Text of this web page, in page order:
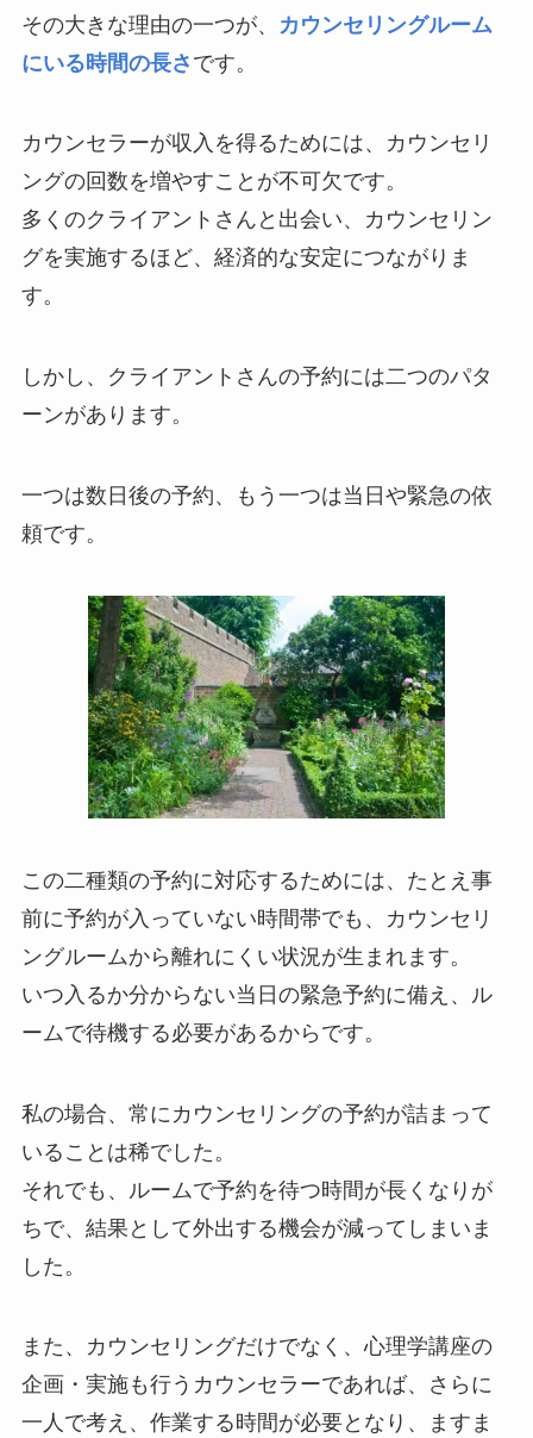
その大きな理由の一つが、
カウンセリングルーム
にいる時間の長さ です。
カウンセラーが収入を得るためには、カウンセリ
ングの回数を増やすことが不可欠です。
多くのクライアントさんと出会い、カウンセリン
グを実施するほど、経済的な安定につながりま
す。
しかし、クライアントさんの予約には二つのパタ
ーンがあります。
一つは数日後の予約、もう一つは当日や緊急の依
頼です。
この二種類の予約に対応するためには、たとえ事
前に予約が入っていない時間帯でも、カウンセリ
ングルームから離れにくい状況が生まれます。
いつ入るか分からない当日の緊急予約に備え、ル
ームで待機する必要があるからです。
私の場合、常にカウンセリングの予約が詰まって
いることは稀でした。
それでも、ルームで予約を待つ時間が長くなりが
ちで、結果として外出する機会が減ってしまいま
した。
また、カウンセリングだけでなく、心理学講座の
企画・実施も行うカウンセラーであれば、さらに
一人で考え、作業する時間が必要となり、ますま